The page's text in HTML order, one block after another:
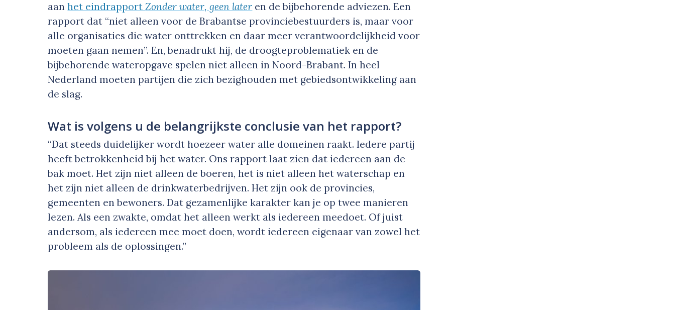
aanhet eindrapportZonder water, geen later en de bijbehorende adviezen. Een
rapport dat “niet alleen voor de Brabantse provinciebestuurders is, maar voor
alle organisaties die water onttrekken en daar meer verantwoordelijkheid voor
moeten gaan nemen”. En, benadrukt hij, de droogteproblematiek en de
bijbehorende wateropgave spelen niet alleen in Noord-Brabant. In heel
Nederland moeten partijen die zich bezighouden met gebiedsontwikkeling aan
de slag.
Wat is volgens u de belangrijkste conclusie van het rapport?
“Dat steeds duidelijker wordt hoezeer water alle domeinen raakt. Iedere partij
heeft betrokkenheid bij het water. Ons rapport laat zien dat iedereen aan de
bak moet. Het zijn niet alleen de boeren, het is niet alleen het waterschap en
het zijn niet alleen de drinkwaterbedrijven. Het zijn ook de provincies,
gemeenten en bewoners. Dat gezamenlijke karakter kan je op twee manieren
lezen. Als een zwakte, omdat het alleen werkt als iedereen meedoet. Of juist
andersom, als iedereen mee moet doen, wordt iedereen eigenaar van zowel het
probleem als de oplossingen.”